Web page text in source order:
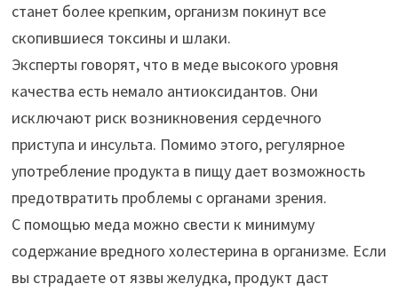
станет более крепким, организм покинут все
скопившиеся токсины и шлаки.
Эксперты говорят, что в меде высокого уровня
качества есть немало антиоксидантов. Они
исключают риск возникновения сердечного
приступа и инсульта. Помимо этого, регулярное
употребление продукта в пищу дает возможность
предотвратить проблемы с органами зрения.
С помощью меда можно свести к минимуму
содержание вредного холестерина в организме. Если
вы страдаете от язвы желудка, продукт даст